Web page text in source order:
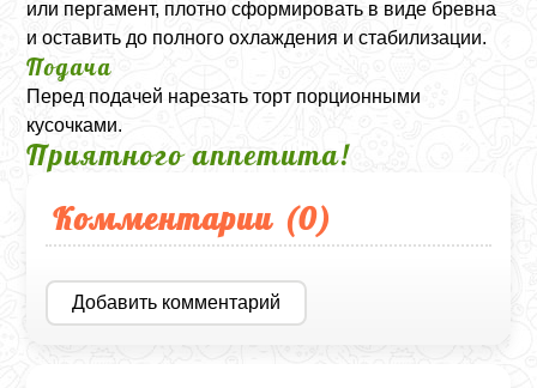
или пергамент, плотно сформировать в виде бревна
и оставить до полного охлаждения и стабилизации.
Подача
Перед подачей нарезать торт порционными
кусочками.
Приятного аппетита!
Комментарии (0)
Добавить комментарий